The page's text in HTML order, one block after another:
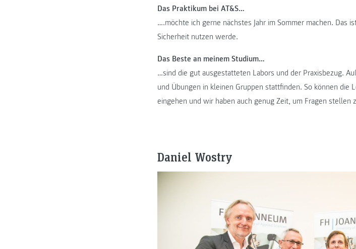
Das Praktikum bei AT&S…
….möchte ich gerne nächstes Jahr im Sommer machen. Das
Sicherheit nutzen werde.
Das Beste an meinem Studium…
…sind die gut ausgestatteten Labors und der Praxisbezug.
und Übungen in kleinen Gruppen stattfinden. So können die
eingehen und wir haben auch genug Zeit, um Fragen stellen
Daniel Wostry